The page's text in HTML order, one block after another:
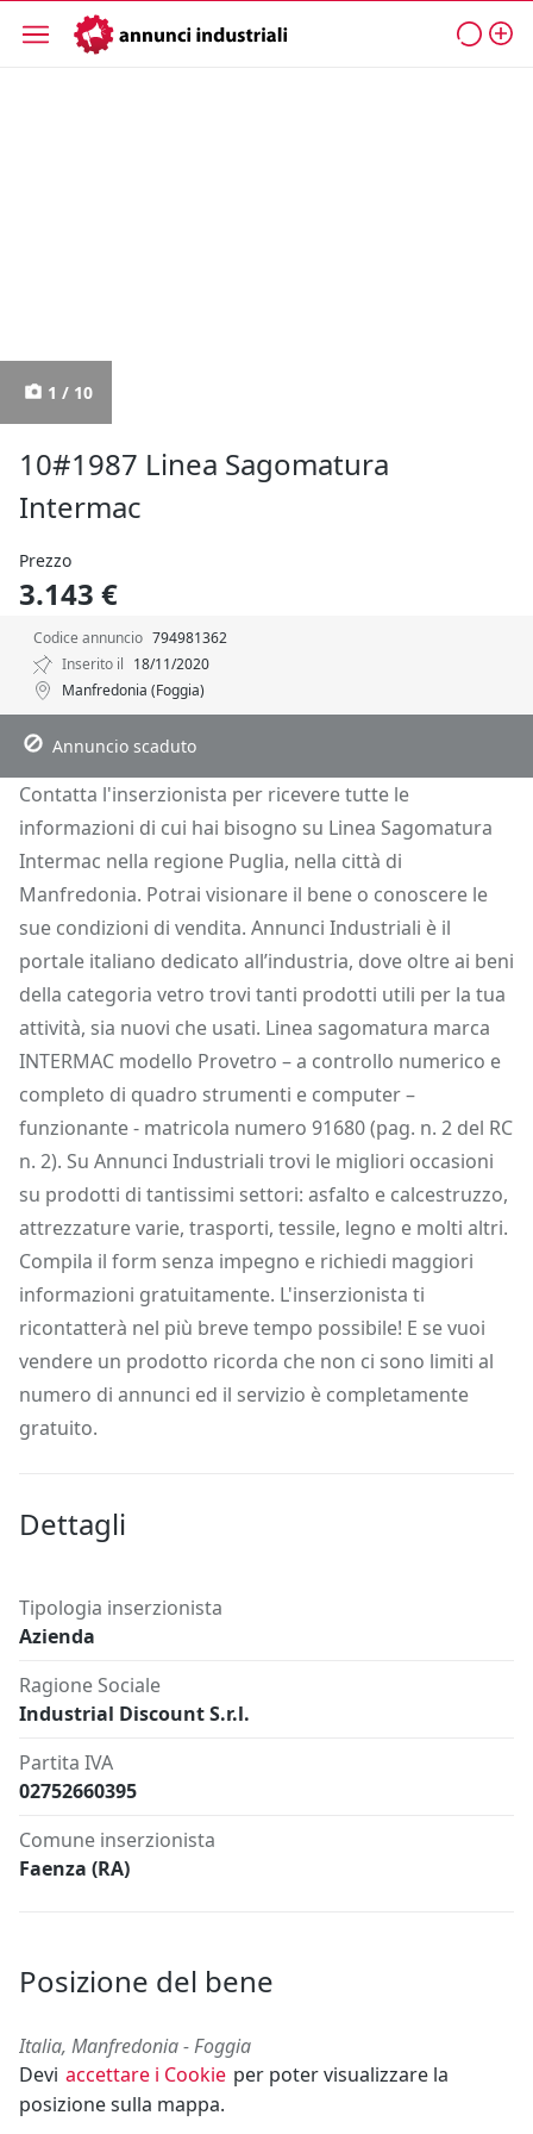
1 / 10
10#1987 Linea Sagomatura
Intermac
Prezzo
3.143 €
Codice annuncio 794981362
Inserito il 18/11/2020
Manfredonia (Foggia)
Descrizione
Dettagli Posizione Richiedi Info
Annuncio scaduto
Contatta l'inserzionista per ricevere tutte le
informazioni di cui hai bisogno su Linea Sagomatura
Intermac nella regione Puglia, nella città di
Manfredonia. Potrai visionare il bene o conoscere le
sue condizioni di vendita. Annunci Industriali è il
portale italiano dedicato all’industria, dove oltre ai beni
della categoria vetro trovi tanti prodotti utili per la tua
attività, sia nuovi che usati. Linea sagomatura marca
INTERMAC modello Provetro – a controllo numerico e
completo di quadro strumenti e computer –
funzionante - matricola numero 91680 (pag. n. 2 del RC
n. 2). Su Annunci Industriali trovi le migliori occasioni
su prodotti di tantissimi settori: asfalto e calcestruzzo,
attrezzature varie, trasporti, tessile, legno e molti altri.
Compila il form senza impegno e richiedi maggiori
informazioni gratuitamente. L'inserzionista ti
ricontatterà nel più breve tempo possibile! E se vuoi
vendere un prodotto ricorda che non ci sono limiti al
numero di annunci ed il servizio è completamente
gratuito.
Dettagli
Tipologia inserzionista
Azienda
Ragione Sociale
Industrial Discount S.r.l.
Partita IVA
02752660395
Comune inserzionista
Faenza (RA)
Posizione del bene
Italia, Manfredonia - Foggia
Devi accettare i Cookie per poter visualizzare la
posizione sulla mappa.